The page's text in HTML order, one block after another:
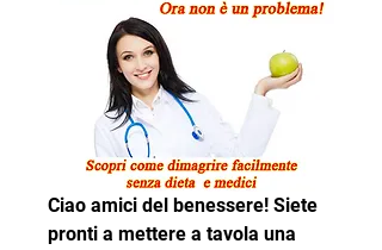
Ciao amici del benessere! Siete
pronti a mettere a tavola una